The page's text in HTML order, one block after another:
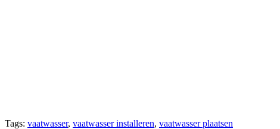
Tags: vaatwasser, vaatwasser installeren, vaatwasser plaatsen